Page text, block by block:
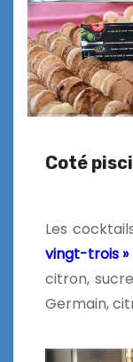
Coté
Les
vingt-trois »
citron,
Germain,